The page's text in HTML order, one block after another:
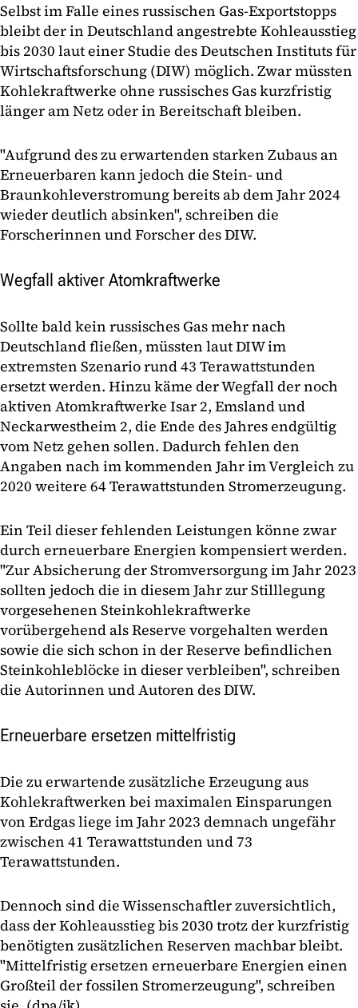
Selbst im Falle eines russischen Gas-Exportstopps
bleibt der in Deutschland angestrebte Kohleausstieg
bis 2030 laut einer Studie des Deutschen Instituts für
Wirtschaftsforschung (DIW) möglich. Zwar müssten
Kohlekraftwerke ohne russisches Gas kurzfristig
länger am Netz oder in Bereitschaft bleiben.
"Aufgrund des zu erwartenden starken Zubaus an
Erneuerbaren kann jedoch die Stein- und
Braunkohleverstromung bereits ab dem Jahr 2024
wieder deutlich absinken", schreiben die
Forscherinnen und Forscher des DIW.
Wegfall aktiver Atomkraftwerke
Sollte bald kein russisches Gas mehr nach
Deutschland fließen, müssten laut DIW im
extremsten Szenario rund 43 Terawattstunden
ersetzt werden. Hinzu käme der Wegfall der noch
aktiven Atomkraftwerke Isar 2, Emsland und
Neckarwestheim 2, die Ende des Jahres endgültig
vom Netz gehen sollen. Dadurch fehlen den
Angaben nach im kommenden Jahr im Vergleich zu
2020 weitere 64 Terawattstunden Stromerzeugung.
Ein Teil dieser fehlenden Leistungen könne zwar
durch erneuerbare Energien kompensiert werden.
"Zur Absicherung der Stromversorgung im Jahr 2023
sollten jedoch die in diesem Jahr zur Stilllegung
vorgesehenen Steinkohlekraftwerke
vorübergehend als Reserve vorgehalten werden
sowie die sich schon in der Reserve befindlichen
Steinkohleblöcke in dieser verbleiben", schreiben
die Autorinnen und Autoren des DIW.
Erneuerbare ersetzen mittelfristig
Die zu erwartende zusätzliche Erzeugung aus
Kohlekraftwerken bei maximalen Einsparungen
von Erdgas liege im Jahr 2023 demnach ungefähr
zwischen 41 Terawattstunden und 73
Terawattstunden.
Dennoch sind die Wissenschaftler zuversichtlich,
dass der Kohleausstieg bis 2030 trotz der kurzfristig
benötigten zusätzlichen Reserven machbar bleibt.
"Mittelfristig ersetzen erneuerbare Energien einen
Großteil der fossilen Stromerzeugung", schreiben